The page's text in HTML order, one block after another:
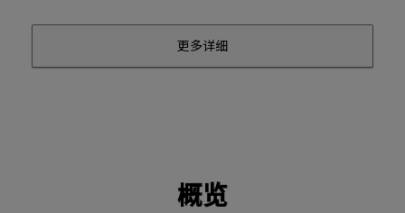
更多详细
概览